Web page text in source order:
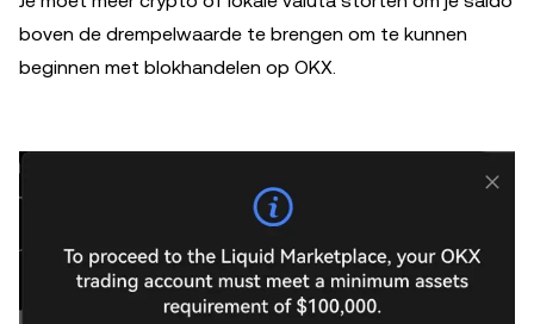
boven de drempelwaarde te brengen om te kunnen
beginnen met blokhandelen op OKX.